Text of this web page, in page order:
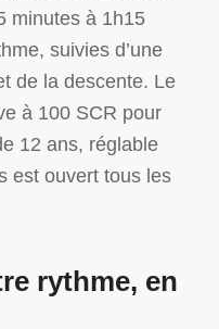
minutes à 1h15
suivies d’une
de la descente. Le
à 100 SCR pour
12 ans, réglable
est ouvert tous les
rythme, en